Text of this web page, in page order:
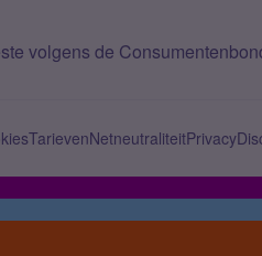
volgens de
TarievenNetneutraliteitPrivacy